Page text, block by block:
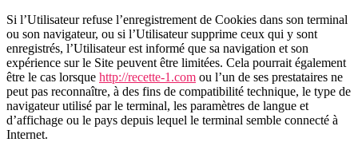
Si l’Utilisateur refuse l’enregistrement de Cookies dans son terminal
ou son navigateur, ou si l’Utilisateur supprime ceux qui y sont
enregistrés, l’Utilisateur est informé que sa navigation et son
expérience sur le Site peuvent être limitées. Cela pourrait également
être le cas lorsque http://recette-1.com ou l’un de ses prestataires ne
peut pas reconnaître, à des fins de compatibilité technique, le type de
navigateur utilisé par le terminal, les paramètres de langue et
d’affichage ou le pays depuis lequel le terminal semble connecté à
Internet.